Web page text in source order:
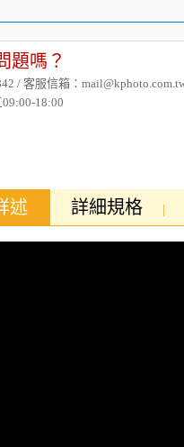
題嗎？
/ 客服信箱：
18:00
述 詳細規格